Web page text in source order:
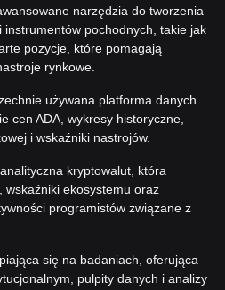
narzędzia do tworzenia
instrumentów pochodnych, takie jak
pozycje, które pomagają
rynkowe.
używana platforma danych
cen ADA, wykresy historyczne,
i wskaźniki nastrojów.
kryptowalut, która
wskaźniki ekosystemu oraz
programistów związane z
się na badaniach, oferująca
pulpity danych i analizy